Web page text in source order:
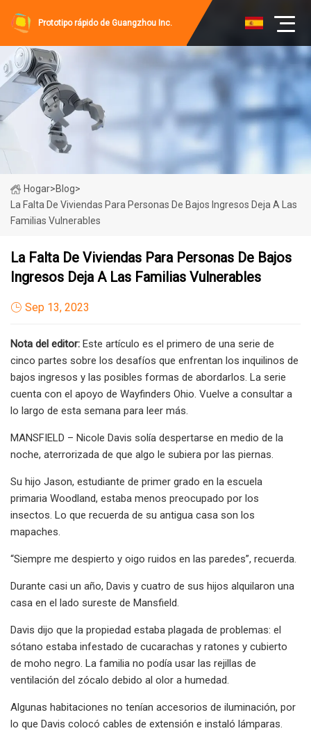
Prototipo rápido de Guangzhou Inc.
Hogar>Blog>
La Falta De Viviendas Para Personas De Bajos Ingresos Deja A Las
Familias Vulnerables
La Falta De Viviendas Para Personas De Bajos
Ingresos Deja A Las Familias Vulnerables
Sep 13, 2023
Nota del editor: Este artículo es el primero de una serie de
cinco partes sobre los desafíos que enfrentan los inquilinos de
bajos ingresos y las posibles formas de abordarlos. La serie
cuenta con el apoyo de Wayfinders Ohio. Vuelve a consultar a
lo largo de esta semana para leer más.
MANSFIELD – Nicole Davis solía despertarse en medio de la
noche, aterrorizada de que algo le subiera por las piernas.
Su hijo Jason, estudiante de primer grado en la escuela
primaria Woodland, estaba menos preocupado por los
insectos. Lo que recuerda de su antigua casa son los
mapaches.
“Siempre me despierto y oigo ruidos en las paredes”, recuerda.
Durante casi un año, Davis y cuatro de sus hijos alquilaron una
casa en el lado sureste de Mansfield.
Davis dijo que la propiedad estaba plagada de problemas: el
sótano estaba infestado de cucarachas y ratones y cubierto
de moho negro. La familia no podía usar las rejillas de
ventilación del zócalo debido al olor a humedad.
Algunas habitaciones no tenían accesorios de iluminación, por
lo que Davis colocó cables de extensión e instaló lámparas.